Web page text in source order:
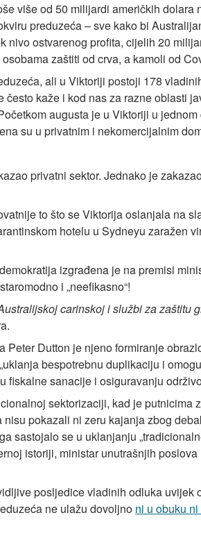
više od 50 milijardi američkih dolara
preduzeća – sve kako bi
ostvarenog profita, cijelih 20
zaštiti od crva, a kamoli od
ali u Viktoriji postoji 178
često kaže i kod nas za razne oblasti
augusta je u Viktoriji u
su u privatnim i nekomercijalnim
privatni sektor. Jednako je
to što se Viktorija oslanjala na
hotelu u Sydneyu zaražen
izgrađena je na premisi
i „neefikasno“!
carinskoj i službi za zaštitu
Dutton je njeno formiranje
bespotrebnu duplikaciju i
sanacije i osiguravanju
sektorizaciji, kad je putnicima
pokazali ni zeru kajanja zbog
sastojalo se u uklanjanju
istoriji, ministar unutrašnjih
posljedice vladinih odluka uvijek
ne ulažu dovoljno ni u obuku